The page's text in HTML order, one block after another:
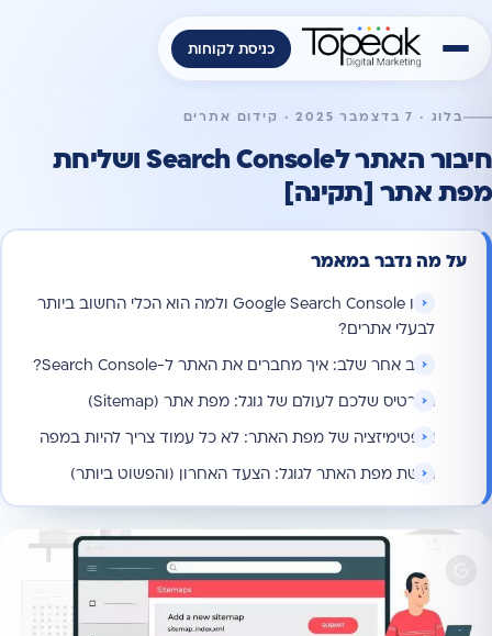
כניסת לקוחות
בלוג · 7 בדצמבר 2025 · קידום אתרים
חיבור האתר לSearch Console ושליחת
מפת אתר [תקינה]
על מה נדבר במאמר
מהו Google Search Console ולמה הוא הכלי החשוב ביותר
לבעלי אתרים?
שלב אחר שלב: איך מחברים את האתר ל-Search Console?
הכרטיס שלכם לעולם של גוגל: מפת אתר (Sitemap)
אופטימיזציה של מפת האתר: לא כל עמוד צריך להיות במפה
הגשת מפת האתר לגוגל: הצעד האחרון (והפשוט ביותר)